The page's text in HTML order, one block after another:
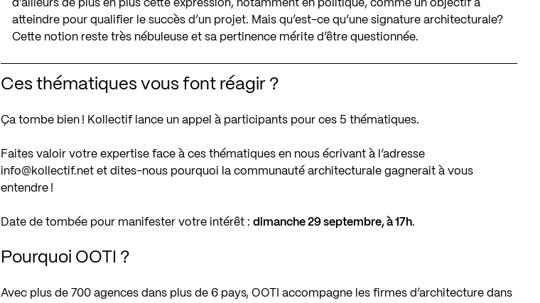
d’ailleurs de plus en plus cette expression, notamment en politique, comme un objectif à
atteindre pour qualifier le succès d’un projet. Mais qu’est-ce qu’une signature architecturale?
Cette notion reste très nébuleuse et sa pertinence mérite d’être questionnée.
Ces thématiques vous font réagir ?
Ça tombe bien ! Kollectif lance un appel à participants pour ces 5 thématiques.
Faites valoir votre expertise face à ces thématiques en nous écrivant à l’adresse
info@kollectif.net et dites-nous pourquoi la communauté architecturale gagnerait à vous
entendre !
Date de tombée pour manifester votre intérêt :dimanche 29 septembre, à 17h.
Pourquoi OOTI ?
Avec plus de 700 agences dans plus de 6 pays,OOTI accompagne les firmesd’architecture dans